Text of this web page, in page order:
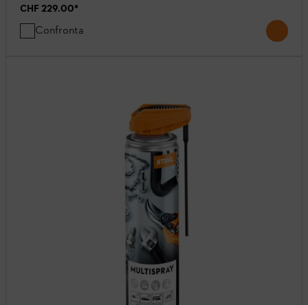
CHF 229.00*
Confronta